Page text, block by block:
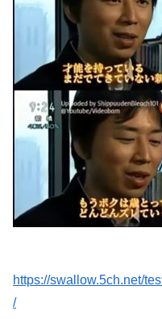
https://swallow.5ch.net/
/